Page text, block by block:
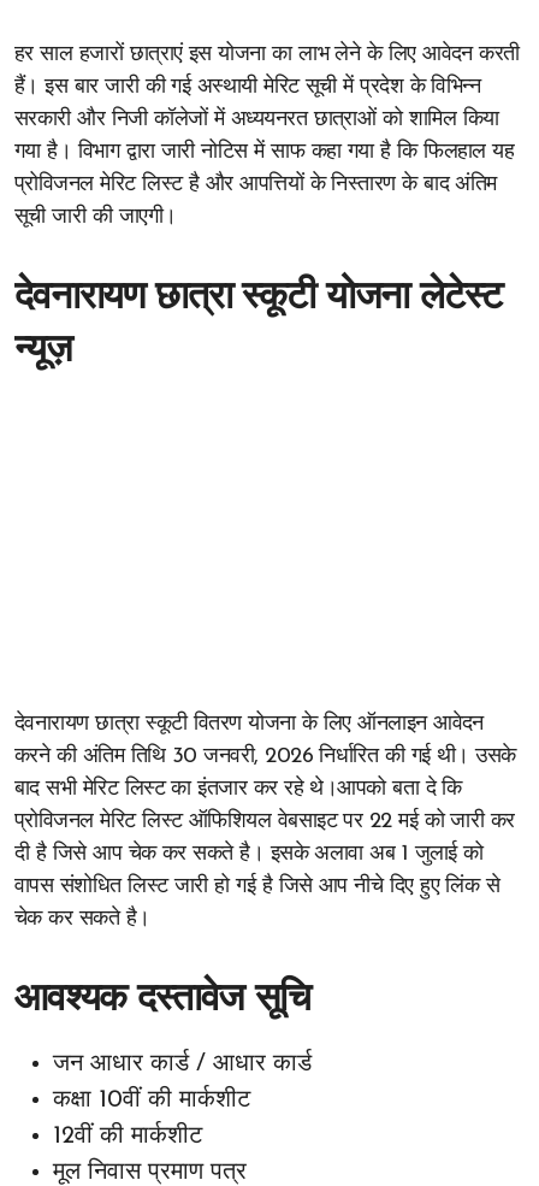
हर साल हजारों छात्राएं इस योजना का लाभ लेने के लिए आवेदन करती
हैं। इस बार जारी की गई अस्थायी मेरिट सूची में प्रदेश के विभिन्न
सरकारी और निजी कॉलेजों में अध्ययनरत छात्राओं को शामिल किया
गया है। विभाग द्वारा जारी नोटिस में साफ कहा गया है कि फिलहाल यह
प्रोविजनल मेरिट लिस्ट है और आपत्तियों के निस्तारण के बाद अंतिम
सूची जारी की जाएगी।
देवनारायण छात्रा स्कूटी योजना लेटेस्ट
न्यूज़
देवनारायण छात्रा स्कूटी वितरण योजना के लिए ऑनलाइन आवेदन
करने की अंतिम तिथि 30 जनवरी, 2026 निर्धारित की गई थी। उसके
बाद सभी मेरिट लिस्ट का इंतजार कर रहे थे।आपको बता दे कि
प्रोविजनल मेरिट लिस्ट ऑफिशियल वेबसाइट पर 22 मई को जारी कर
दी है जिसे आप चेक कर सकते है। इसके अलावा अब 1 जुलाई को
वापस संशोधित लिस्ट जारी हो गई है जिसे आप नीचे दिए हुए लिंक से
चेक कर सकते है।
आवश्यक दस्तावेज सूचि
जन आधार कार्ड / आधार कार्ड
कक्षा 10वीं की मार्कशीट
12वीं की मार्कशीट
मूल निवास प्रमाण पत्र